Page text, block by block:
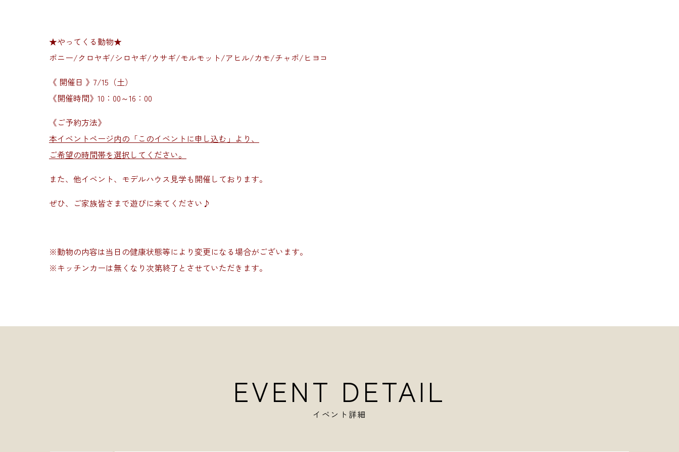
★やってくる動物★
ポニー/クロヤギ/シロヤギ/ウサギ/モルモット/アヒル/カモ/チャボ/ヒヨコ
《 開催日 》7/15（土）
《開催時間》10：00～16：00
《ご予約方法》
本イベントページ内の「このイベントに申し込む」より、
ご希望の時間帯を選択してください。
また、他イベント、モデルハウス見学も開催しております。
ぜひ、ご家族皆さまで遊びに来てください♪
※動物の内容は当日の健康状態等により変更になる場合がございます。
※キッチンカーは無くなり次第終了とさせていただきます。
EVENT DETAIL
イベント詳細